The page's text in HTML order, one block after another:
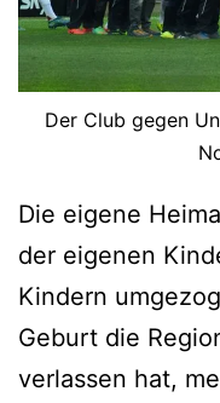
Der Club gegen
Die eigene
der eigenen
Kindern
Geburt die
verlassen hat,